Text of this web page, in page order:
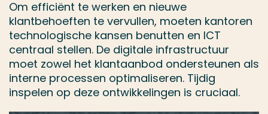
Om efficiënt te werken en nieuwe
klantbehoeften te vervullen, moeten kantoren
technologische kansen benutten en ICT
centraal stellen. De digitale infrastructuur
moet zowel het klantaanbod ondersteunen als
interne processen optimaliseren. Tijdig
inspelen op deze ontwikkelingen is cruciaal.